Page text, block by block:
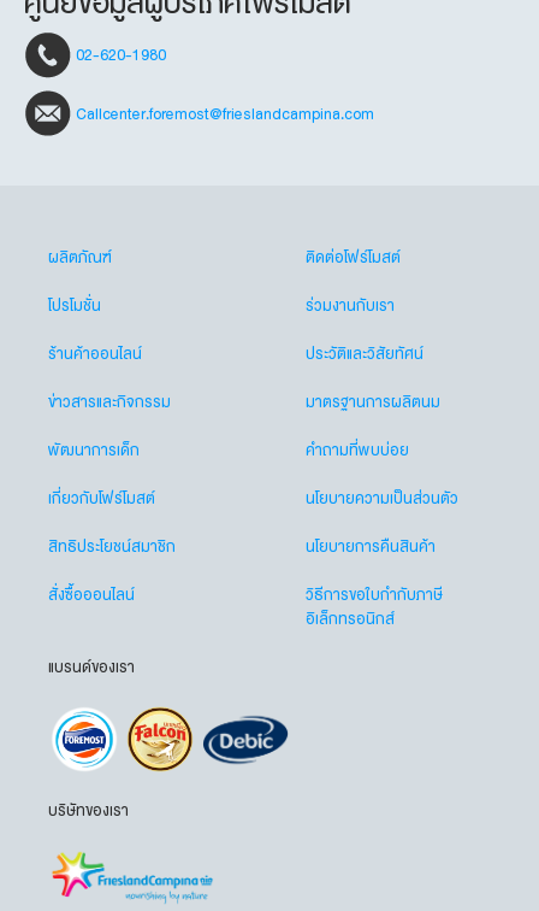
02-620-1980
Callcenter.foremost@frieslandcampina.com
ผลิตภัณฑ์
โปรโมชั่น
ร้านค้าออนไลน์
ข่าวสารและกิจกรรม
พัฒนาการเด็ก
เกี่ยวกับโฟร์โมสต์
สิทธิประโยชน์สมาชิก
สั่งซื้อออนไลน์
ติดต่อโฟร์โมสต์
ร่วมงานกับเรา
ประวัติและวิสัยทัศน์
มาตรฐานการผลิตนม
คำถามที่พบบ่อย
นโยบายความเป็นส่วนตัว
นโยบายการคืนสินค้า
วิธีการขอใบกำกับภาษี
อิเล็กทรอนิกส์
แบรนด์ของเรา
บริษัทของเรา